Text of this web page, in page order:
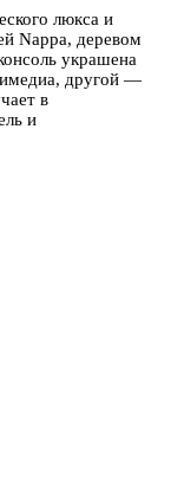
люкса и
Nappa, деревом
украшена
другой —
в
и